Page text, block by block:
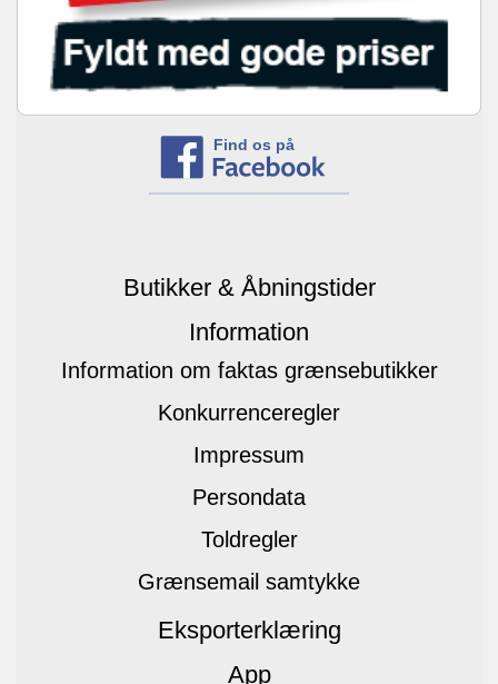
Find os på
Butikker & Åbningstider
Information
Information om faktas grænsebutikker
Konkurrenceregler
Impressum
Persondata
Toldregler
Grænsemail samtykke
Eksporterklæring
App